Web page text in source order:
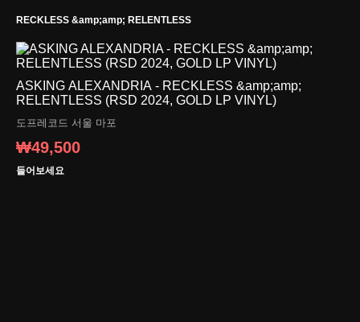
RECKLESS &amp;amp; RELENTLESS
ASKING ALEXANDRIA - RECKLESS &amp;amp;
RELENTLESS (RSD 2024, GOLD LP VINYL)
도프레코드 서울 마포
₩49,500
들어보세요